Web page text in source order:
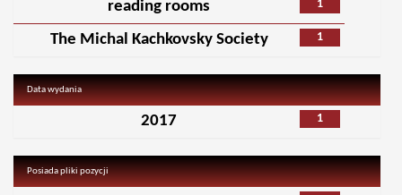
1
reading rooms
1
The Michal Kachkovsky Society
Data wydania
1
2017
Posiada pliki pozycji